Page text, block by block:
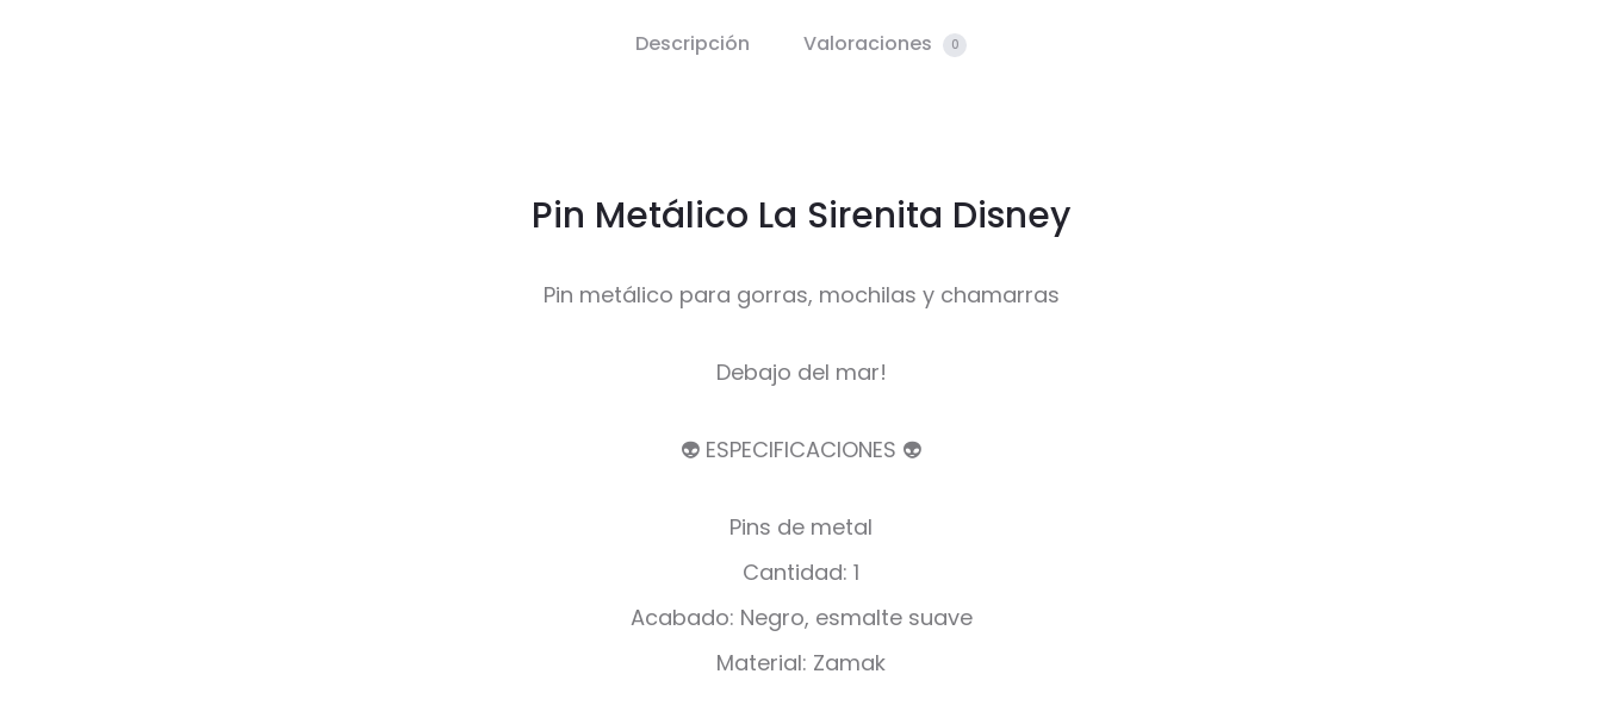
Descripción Valoraciones 0
Pin Metálico La Sirenita Disney
Pin metálico para gorras, mochilas y chamarras
Debajo del mar!
👽 ESPECIFICACIONES 👽
Pins de metal
Cantidad: 1
Acabado: Negro, esmalte suave
Material: Zamak